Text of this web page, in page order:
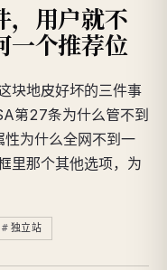
，用户就不
一个推荐位
块地皮好坏的三件事
第27条为什么管不到
为什么全网不到一
里那个其他选项，为
独立站